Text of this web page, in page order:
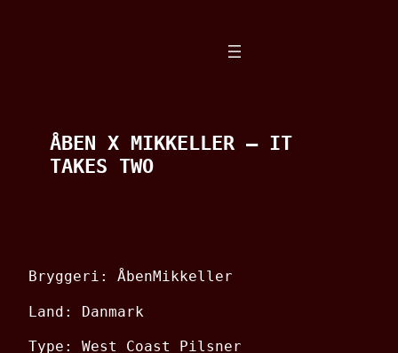
ÅBEN X MIKKELLER – IT
TAKES TWO
Bryggeri: ÅbenMikkeller
Land: Danmark
Type: West Coast Pilsner